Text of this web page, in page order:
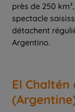
près de 250
spectacle
détachent
Argentino.
El